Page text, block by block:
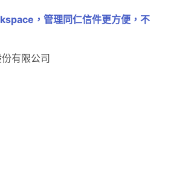
，管理同仁信件更方便，不
有限公司